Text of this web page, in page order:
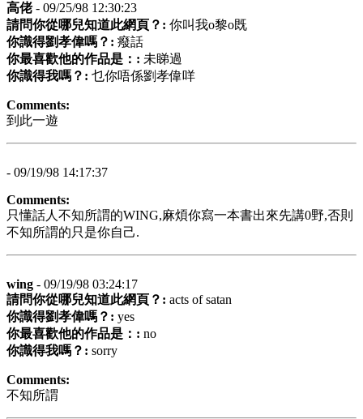
高佬 - 09/25/98 12:30:23
請問你從哪兒知道此網頁？: 你叫我o黎o既
你識得劉孝偉嗎？: 癈話
你最喜歡他的作品是：: 未睇過
你識得我嗎？: 乜你唔係劉孝偉咩
Comments:
到此一遊
- 09/19/98 14:17:37
Comments:
只懂話人不知所謂的WING,麻煩你寫一本書出來先講0野,否則
不知所謂的只是你自己.
wing - 09/19/98 03:24:17
請問你從哪兒知道此網頁？: acts of satan
你識得劉孝偉嗎？: yes
你最喜歡他的作品是：: no
你識得我嗎？: sorry
Comments:
不知所謂